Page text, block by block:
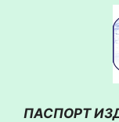
ПАСПОРТ